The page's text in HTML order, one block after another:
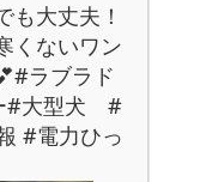
も大丈夫！
くないワン
ラブラド
#大型犬 #
#電力ひっ